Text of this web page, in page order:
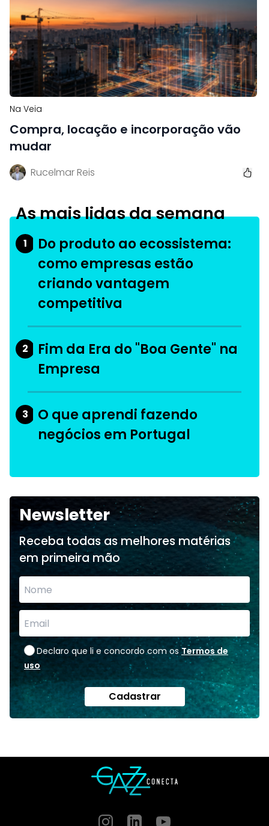
Na Veia
Compra, locação e incorporação vão
mudar
Rucelmar Reis
As mais lidas da semana
1
Do produto ao ecossistema:
como empresas estão
criando vantagem
competitiva
2
Fim da Era do "Boa Gente" na
Empresa
3
O que aprendi fazendo
negócios em Portugal
Newsletter
Receba todas as melhores matérias
em primeira mão
Declaro que li e concordo com os Termos de
uso
Cadastrar
InstagramGitHubGitHub